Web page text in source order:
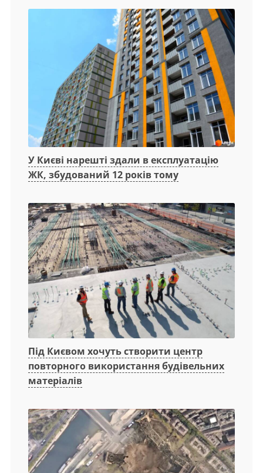
У Києві нарешті здали в експлуатацію
ЖК, збудований 12 років тому
Під Києвом хочуть створити центр
повторного використання будівельних
матеріалів